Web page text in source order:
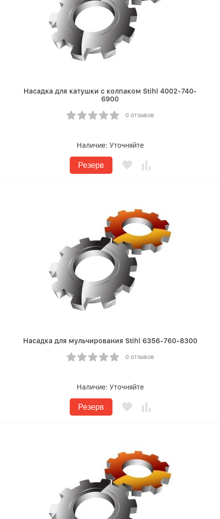
Насадка для катушки с колпаком Stihl 4002-740-
6900
0 отзывов
Наличие: Уточняйте
Резерв
Насадка для мульчирования Stihl 6356-760-8300
0 отзывов
Наличие: Уточняйте
Резерв